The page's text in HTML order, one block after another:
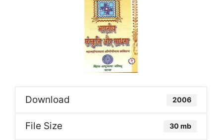
Download 2006
File Size 30 mb